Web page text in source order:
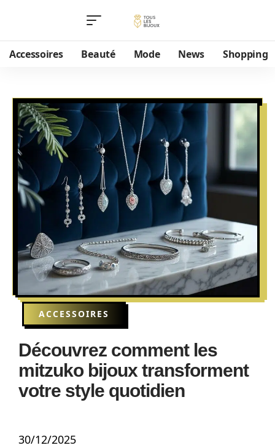
Accessoires Beauté Mode News Shopping
ACCESSOIRES
Découvrez comment les
mitzuko bijoux transforment
votre style quotidien
30/12/2025